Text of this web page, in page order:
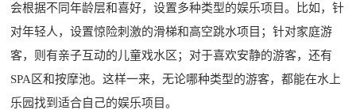
会根据不同年龄层和喜好，设置多种类型的娱乐项目。比如，针
对年轻人，设置惊险刺激的滑梯和高空跳水项目；针对家庭游
客，则有亲子互动的儿童戏水区；对于喜欢安静的游客，还有
SPA区和按摩池。这样一来，无论哪种类型的游客，都能在水上
乐园找到适合自己的娱乐项目。